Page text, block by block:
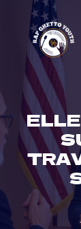
content